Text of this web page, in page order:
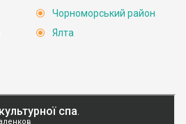
Чорноморський район
Ялта